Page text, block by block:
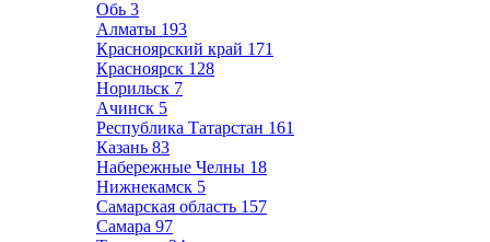
Обь 3
Алматы 193
Красноярский край 171
Красноярск 128
Норильск 7
Ачинск 5
Республика Татарстан 161
Казань 83
Набережные Челны 18
Нижнекамск 5
Самарская область 157
Самара 97